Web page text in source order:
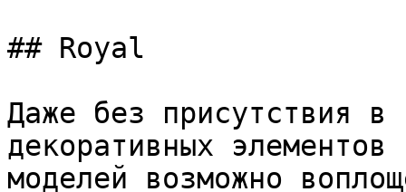
## Royal
Даже без присутствия в
декоративных
моделей возможно